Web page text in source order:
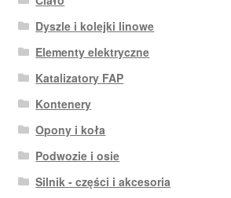
Dyszle i kolejki linowe
Elementy elektryczne
Katalizatory FAP
Kontenery
Opony i koła
Podwozie i osie
Silnik - części i akcesoria